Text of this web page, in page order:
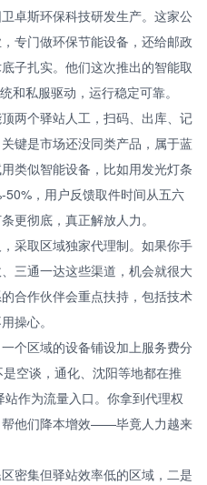
卓斯环保科技研发生产。这家公
专门做环保节能设备，还给邮政
子扎实。他们这次推出的智能取
和私服驱动，运行稳定可靠。
两个驿站人工，扫码、出库、记
键是市场还没同类产品，属于蓝
类似智能设备，比如用发光灯条
，用户反馈取件时间从五六
更彻底，真正解放人力。
采取区域独家代理制。如果你手
三通一达这些渠道，机会就很大
合作伙伴会重点扶持，包括技术
操心。
个区域的设备铺设加上服务费分
空谈，通化、沈阳等地都在推
站作为流量入口。你拿到代理权
帮他们降本增效——毕竟人力越来
密集但驿站效率低的区域，二是